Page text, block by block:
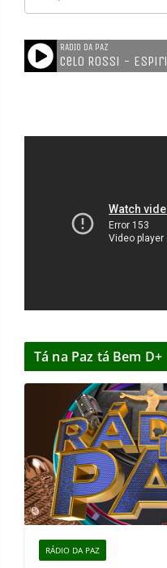
Tá na Paz tá Bem D+
RÁDIO DA PAZ